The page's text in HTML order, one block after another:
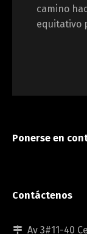
camino
equitativo
Ponerse en
Contáctenos
Av 3#11-40